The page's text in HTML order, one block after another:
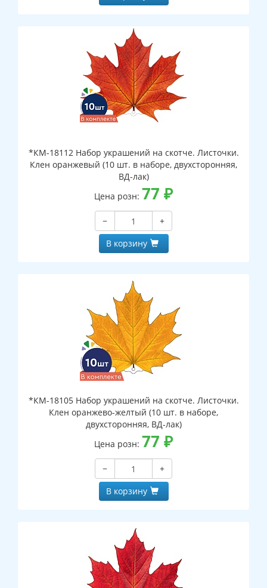
*КМ-18112 Набор украшений на скотче. Листочки.
Клен оранжевый (10 шт. в наборе, двухсторонняя,
ВД-лак)
Цена розн: 77 ₽
−
+
В корзину
*КМ-18105 Набор украшений на скотче. Листочки.
Клен оранжево-желтый (10 шт. в наборе,
двухсторонняя, ВД-лак)
Цена розн: 77 ₽
−
+
В корзину